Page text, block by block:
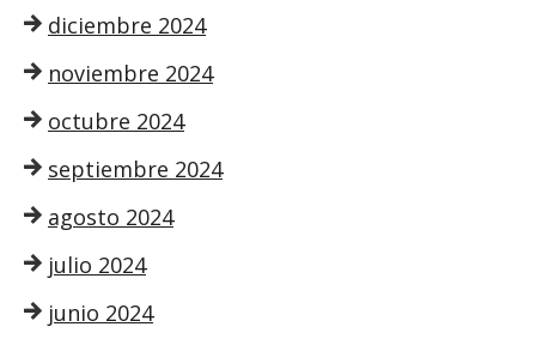
diciembre 2024
noviembre 2024
octubre 2024
septiembre 2024
agosto 2024
julio 2024
junio 2024